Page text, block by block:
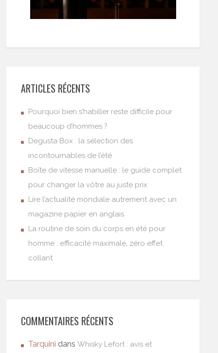
ARTICLES RÉCENTS
Pourquoi bien s’habiller reste difficile pour
beaucoup d’hommes ?
Degusta Box : la sélection des
incontournables de l’été
Boîte de vitesse manuelle : le guide complet
pour changer la vôtre au juste prix
Lire l’actualité mondiale autrement avec un
magazine papier en anglais
La routine de soin du corps en été pour
homme : efficacité maximale, zéro effet
collant
COMMENTAIRES RÉCENTS
Tarquini dansWhisky Lefort : avis et